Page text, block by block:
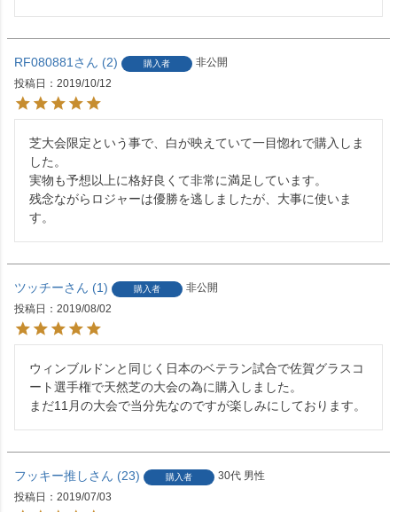
RF080881 2 購入者
非公開
投稿日
2019/10/12
芝大会限定という事で、白が映えていて一目惚れで購入しま
した。
実物も予想以上に格好良くて非常に満足しています。
残念ながらロジャーは優勝を逃しましたが、大事に使いま
す。
ツッチー 1 購入者
非公開
投稿日
2019/08/02
ウィンブルドンと同じく日本のベテラン試合で佐賀グラスコ
ート選手権で天然芝の大会の為に購入しました。
まだ11月の大会で当分先なのですが楽しみにしております。
フッキー推し 23 購入者 30代 男性
投稿日
2019/07/03